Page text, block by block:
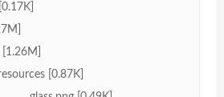
[0.87K]